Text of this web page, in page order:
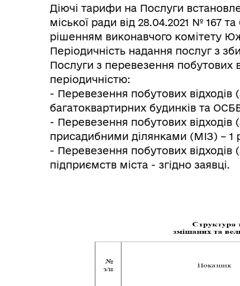
Діючі тарифи на Послуги
міської ради від 28.04.2021 № 167
рішенням виконавчого комітету
Періодичність надання послуг з
Послуги з перевезення побутових
періодичністю:
- Перевезення побутових відходів
багатоквартирних будинків та
- Перевезення побутових відходів
присадибними ділянками (МІЗ) – 1
- Перевезення побутових відходів
підприємств міста - згідно заявці.